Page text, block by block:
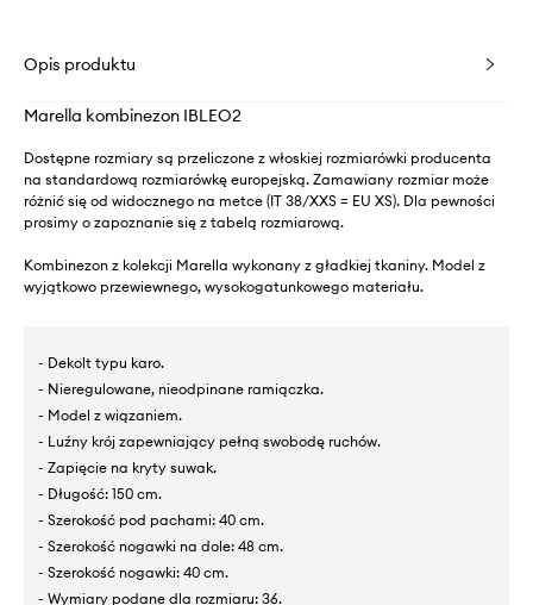
Opis produktu
Marella kombinezon IBLEO2
Dostępne rozmiary są przeliczone z włoskiej rozmiarówki producenta
na standardową rozmiarówkę europejską. Zamawiany rozmiar może
różnić się od widocznego na metce (IT 38/XXS = EU XS). Dla pewności
prosimy o zapoznanie się z tabelą rozmiarową.
Kombinezon z kolekcji Marella wykonany z gładkiej tkaniny. Model z
wyjątkowo przewiewnego, wysokogatunkowego materiału.
- Dekolt typu karo.
- Nieregulowane, nieodpinane ramiączka.
- Model z wiązaniem.
- Luźny krój zapewniający pełną swobodę ruchów.
- Zapięcie na kryty suwak.
- Długość: 150 cm.
- Szerokość pod pachami: 40 cm.
- Szerokość nogawki na dole: 48 cm.
- Szerokość nogawki: 40 cm.
- Wymiary podane dla rozmiaru: 36.